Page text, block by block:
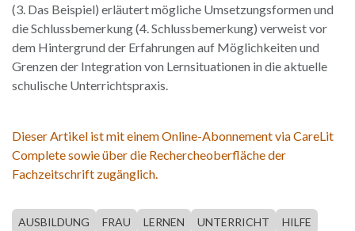
(3. Das Beispiel) erläutert mögliche Umsetzungsformen und
die Schlussbemerkung (4. Schlussbemerkung) verweist vor
dem Hintergrund der Erfahrungen auf Möglichkeiten und
Grenzen der Integration von Lernsituationen in die aktuelle
schulische Unterrichtspraxis.
Dieser Artikel ist mit einem Online-Abonnement via CareLit
Complete sowie über die Rechercheoberfläche der
Fachzeitschrift zugänglich.
AUSBILDUNG FRAU LERNEN UNTERRICHT
HILFE